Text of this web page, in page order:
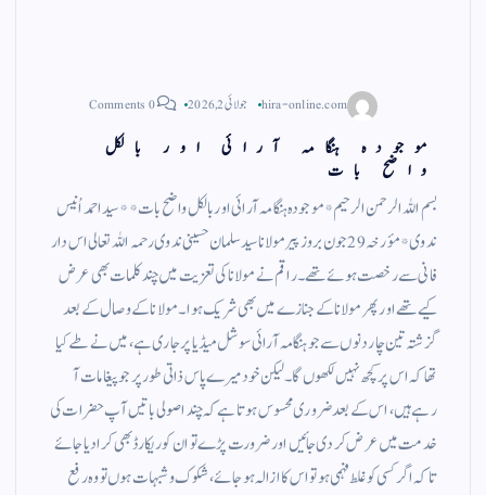
hira-online.com جولائی 2, 2026 0 Comments
موجودہ ہنگامہ آرائی اور بالکل
واضح بات
بسم اللہ الرحمن الرحیم *موجودہ ہنگامہ آرائی اور بالکل واضح بات* *سید احمد اُنیس
ندوی* مؤرخہ 29 جون بروز پیر مولانا سید سلمان حسینی ندوی رحمہ اللہ تعالی اس دار
فانی سے رخصت ہوئے تھے۔ راقم نے مولانا کی تعزیت میں چند کلمات بھی عرض
کیے تھے اور پھر مولانا کے جنازے میں بھی شریک ہوا۔ مولانا کے وصال کے بعد
گزشتہ تین چار دنوں سے جو ہنگامہ آرائی سوشل میڈیا پر جاری ہے، میں نے طے کیا
تھا کہ اس پر کچھ نہیں لکھوں گا۔ لیکن خود میرے پاس ذاتی طور پر جو پیغامات آ
رہے ہیں، اس کے بعد ضروری محسوس ہوتا ہے کہ چند اصولی باتیں آپ حضرات کی
خدمت میں عرض کر دی جائیں اور ضرورت پڑے تو ان کو ریکارڈ بھی کرا دیا جائے
تاکہ اگر کسی کو غلط فہمی ہو تو اس کا ازالہ ہو جائے، شکوک و شبہات ہوں تو وہ رفع